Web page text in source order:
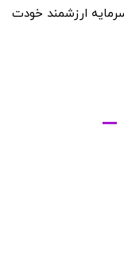
ارزشمند خودت